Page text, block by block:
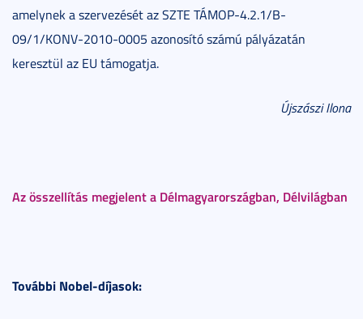
amelynek a szervezését az SZTE TÁMOP-4.2.1/B-
09/1/KONV-2010-0005 azonosító számú pályázatán
keresztül az EU támogatja.
Újszászi Ilona
Az összellítás megjelent a Délmagyarországban, Délvilágban
További Nobel-díjasok: